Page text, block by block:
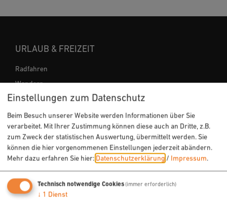
URLAUB & FREIZEIT
Radfahren
Wandern
Freizeit
Sehenswertes
Veranstaltungen
ÜBERNACHTEN & EINKEHREN
Hotels
Ferienwohnungen
Einstellungen zum Datenschutz
Beim Besuch unserer Website werden Informationen über Sie
verarbeitet. Mit Ihrer Zustimmung können diese auch an Dritte, z.B.
zum Zweck der statistischen Auswertung, übermittelt werden. Sie
können die hier vorgenommenen Einstellungen jederzeit abändern.
Mehr dazu erfahren Sie hier:Datenschutzerklärung / Impressum.
Technisch notwendige Cookies(immer erforderlich)
↓ 1 Dienst